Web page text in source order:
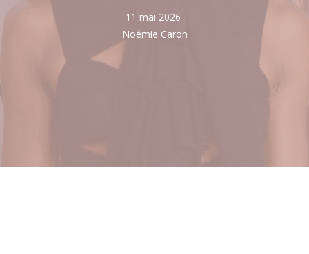
11 mai 2026
Noémie Caron